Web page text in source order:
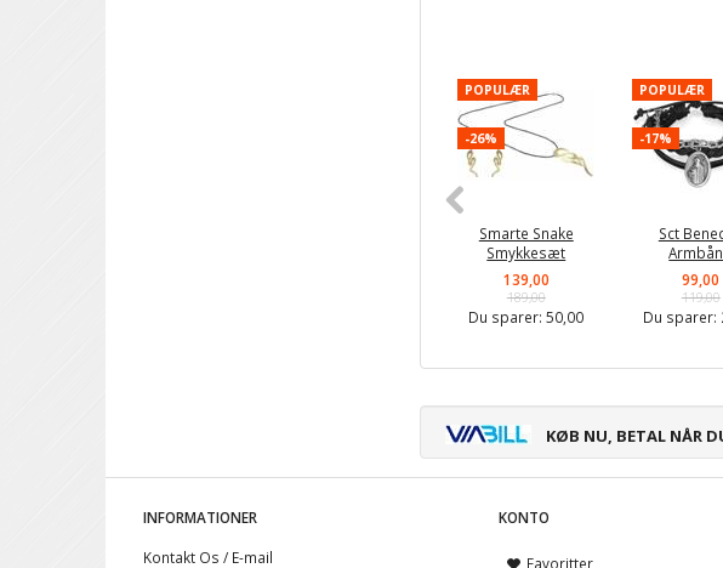
POPULÆR
-26%
Smarte Snake
Smykkesæt
139,00
189,00
Du sparer:50,00
POPULÆR
-17%
Sct
99,00
119,00
Du sparer:
KØB NU, BETAL NÅR
INFORMATIONER
Kontakt Os / E-mail
KONTO
Favoritter